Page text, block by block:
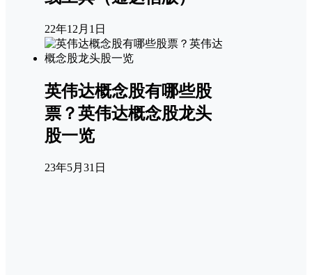
22年12月1日
英伟达概念股有哪些股
票？英伟达概念股龙头
股一览
23年5月31日